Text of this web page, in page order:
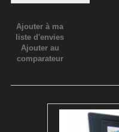
Ajouter à ma
liste d'envies
Ajouter au
comparateur